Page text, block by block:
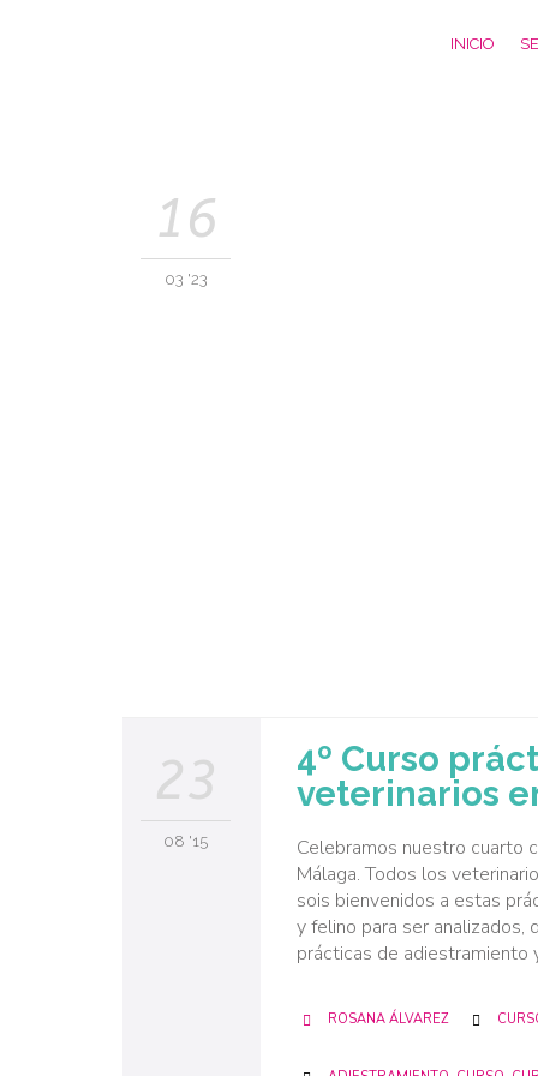
INICIO
16
03 '23
23
08 '15
4º Curso
veterinarios
Celebramos nuestro cuarto
Málaga. Todos los
sois bienvenidos a estas
y felino para ser
prácticas de adiestramiento
 ROSANA ÁLVAREZ 